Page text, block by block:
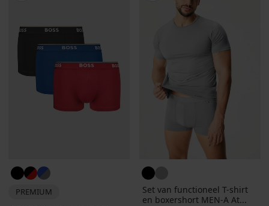
PREMIUM
Set van functioneel T-shirt
en boxershort MEN-A At...